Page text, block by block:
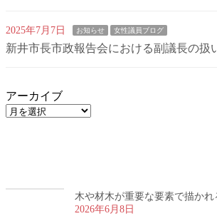
2025年7月7日 お知らせ 女性議員ブログ
新井市長市政報告会における副議長の
アーカイブ
木や材木が重要な要素で描か
2026年6月8日